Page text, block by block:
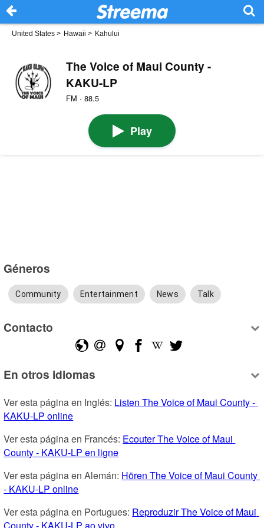
United States > Hawaii > Kahului
The Voice of Maui County -
KAKU-LP
FM · 88.5
Play
Géneros
Community Entertainment News Talk
Contacto
En otros idiomas
Ver esta página en Inglés: Listen The Voice of Maui County -
KAKU-LP online
Ver esta página en Francés: Ecouter The Voice of Maui
County - KAKU-LP en ligne
Ver esta página en Alemán: Hören The Voice of Maui County
- KAKU-LP online
Ver esta página en Portugues: Reproduzir The Voice of Maui
County - KAKU-LP ao vivo